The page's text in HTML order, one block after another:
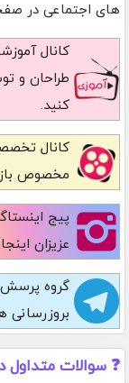
های اجتماعی در
کانال
طراحان و
کنید.
کانال
مخصوص
پیج
عزیزان
گروه پرسش
بروزرسانی
❓ سوالات متداول